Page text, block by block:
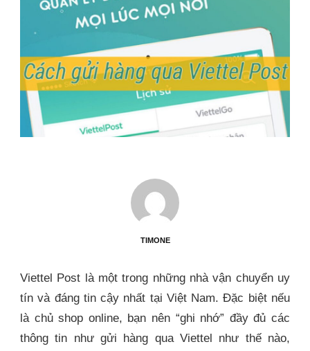
TIMONE
Viettel Post là một trong những nhà vận chuyển uy
tín và đáng tin cậy nhất tại Việt Nam. Đặc biệt nếu
là chủ shop online, bạn nên “ghi nhớ” đầy đủ các
thông tin như gửi hàng qua Viettel như thế nào,